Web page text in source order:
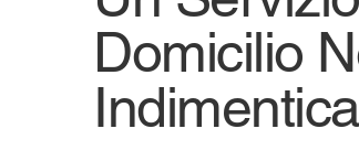
Domicilio